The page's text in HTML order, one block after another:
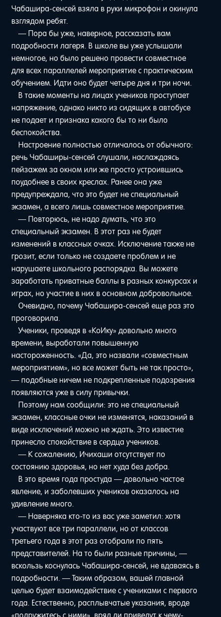
Чабашира-сенсей взяла в руки микрофон и окинула
взглядом ребят.
— Пора бы уже, наверное, рассказать вам
подробности лагеря. В школе вы уже услышали
немногое, но было решено провести совместное
для всех параллелей мероприятие с практическим
обучением. Идти оно будет четыре дня и три ночи.
В такие моменты на лицах учеников проступает
напряжение, однако никто из сидящих в автобусе
не подает и признака какого бы то ни было
беспокойства.
Настроение полностью отличалось от обычного:
речь Чабаширы-сенсей слушали, наслаждаясь
пейзажем за окном или же просто устроившись
поудобнее в своих креслах. Ранее она уже
предупреждала, что это будет не специальный
экзамен, а всего лишь совместное мероприятие.
— Повторюсь, не надо думать, что это
специальный экзамен. В этот раз не будет
изменений в классных очках. Исключение также не
грозит, если только не создаете проблем и не
нарушаете школьного распорядка. Вы можете
заработать приватные баллы в разных конкурсах и
играх, но участие в них в основном добровольное.
Очевидно, почему Чабашира-сенсей еще раз это
проговорила.
Ученики, проведя в «КоИку» довольно много
времени, выработали повышенную
настороженность. «Да, это назвали «совместным
мероприятием», но все может быть не так просто»,
— подобные ничем не подкрепленные подозрения
появляются уже в силу привычки.
Поэтому нам сообщили: это не специальный
экзамен, классные очки не изменятся, наказаний в
виде исключений можно не ждать. Это известие
принесло спокойствие в сердца учеников.
— К сожалению, Ичихаши отсутствует по
состоянию здоровья, но нет худа без добра.
В это время года простуда — довольно частое
явление, и заболевших учеников оказалось на
удивление много.
— Наверняка кто-то из вас уже заметил: хотя
участвуют все три параллели, но от классов
третьего года в этот раз отобрали по пять
представителей. На то были разные причины, —
вскользь коснулась Чабашира-сенсей, не вдаваясь в
подробности. — Таким образом, вашей главной
целью будет взаимодействие с учениками с первого
года. Естественно, расплывчатые указания, вроде